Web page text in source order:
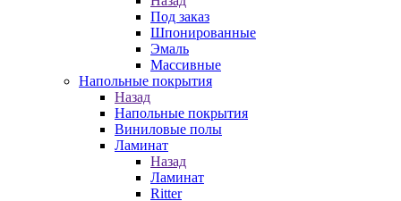
Под заказ
Шпонированные
Эмаль
Массивные
Напольные покрытия
Назад
Напольные покрытия
Виниловые полы
Ламинат
Назад
Ламинат
Ritter